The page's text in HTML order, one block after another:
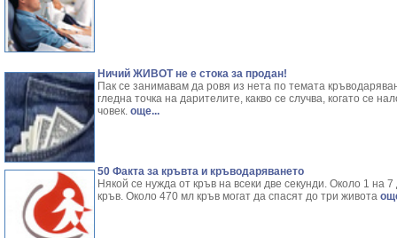
Ничий ЖИВОТ не е стока за продан!
Пак се занимавам да ровя из нета по темата
гледна точка на дарителите, какво се случва, когато се
човек. още...
50 Факта за кръвта и кръводаряването
Някой се нужда от кръв на всеки две секунди. Около 1 на
кръв. Около 470 мл кръв могат да спасят до три живота